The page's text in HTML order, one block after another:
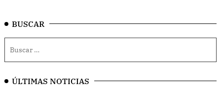
BUSCAR
ÚLTIMAS NOTICIAS